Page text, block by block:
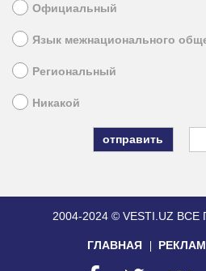
Официальный
Язык межнационального
Региональный
Никакой
2004-2024 © VESTI.UZ ВСЕ
ГЛАВНАЯ